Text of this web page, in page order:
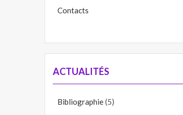
Contacts
ACTUALITÉS
Bibliographie(5)